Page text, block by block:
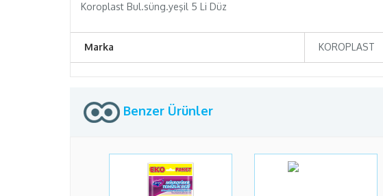
Koroplast Bul.süng.yeşil 5 Li Düz
Marka KOROPLAST
Benzer Ürünler